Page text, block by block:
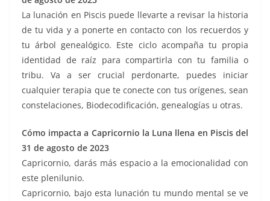
La lunación en Piscis puede llevarte a revisar la historia
de tu vida y a ponerte en contacto con los recuerdos y
tu árbol genealógico. Este ciclo acompaña tu propia
identidad de raíz para compartirla con tu familia o
tribu. Va a ser crucial perdonarte, puedes iniciar
cualquier terapia que te conecte con tus orígenes, sean
constelaciones, Biodecodificación, genealogías u otras.
Cómo impacta a Capricornio la Luna llena en Piscis del
31 de agosto de 2023
Capricornio, darás más espacio a la emocionalidad con
este plenilunio.
Capricornio, bajo esta lunación tu mundo mental se ve